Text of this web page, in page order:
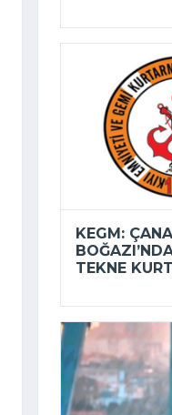
KEGM:
TEKNE